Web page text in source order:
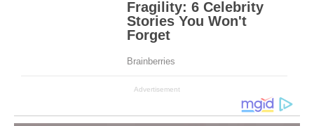
Advertisement